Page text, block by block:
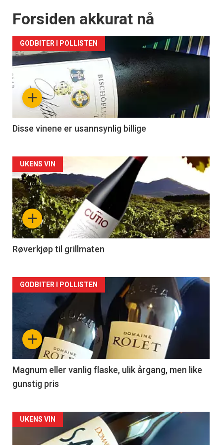
Forsiden akkurat nå
+
GODBITER I POLLISTEN
Disse vinene er usannsynlig billige
Forsiden
akkurat
nå
-
2
+
UKENS VIN
Røverkjøp til grillmaten
Forsiden
akkurat
nå
3
+
GODBITER I POLLISTEN
Magnum eller vanlig flaske, ulik årgang, men like
gunstig pris
Forsiden
UKENS VIN